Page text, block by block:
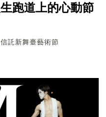
跑道上的心動節
託新舞臺藝術節